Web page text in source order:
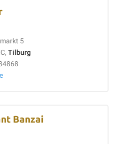
5
Tilburg
Banzai